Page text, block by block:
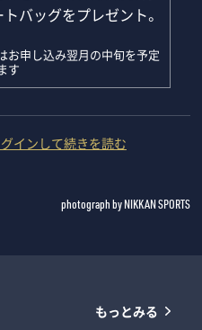
バッグをプレゼント。
お申し込み翌月の中旬を予定
す
インして続きを読む
photograph by NIKKAN SPORTS
もっとみる